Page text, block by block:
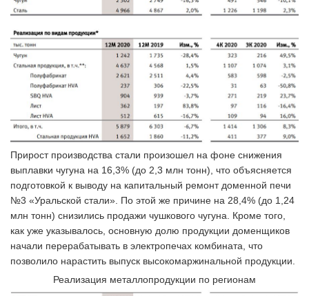
Прирост производства стали произошел на фоне снижения
выплавки чугуна на 16,3% (до 2,3 млн тонн), что объясняется
подготовкой к выводу на капитальный ремонт доменной печи
№3 «Уральской стали». По этой же причине на 28,4% (до 1,24
млн тонн) снизились продажи чушкового чугуна. Кроме того,
как уже указывалось, основную долю продукции доменщиков
начали перерабатывать в электропечах комбината, что
позволило нарастить выпуск высокомаржинальной продукции.
Реализация металлопродукции по регионам